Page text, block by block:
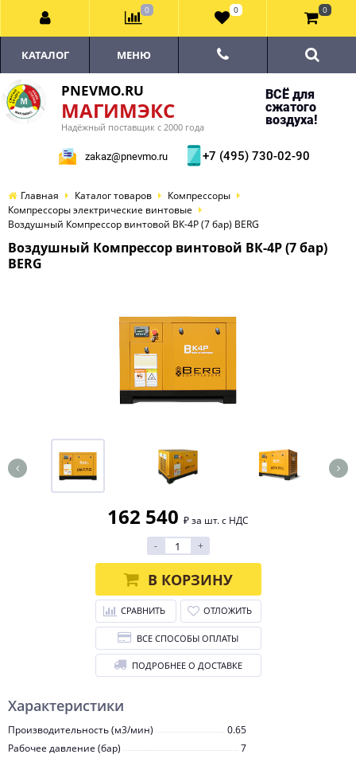
PNEVMO.RU
МАГИМЭКС
Надёжный поставщик с 2000 года
ВСЁ для
сжатого
воздуха!
zakaz@pnevmo.ru +7 (495) 730-02-90
КАТАЛОГ МЕНЮ
Главная Каталог товаров
Компрессоры
Компрессоры электрические винтовые
Воздушный Компрессор винтовой ВК-4Р (7 бар) BERG
Воздушный Компрессор винтовой ВК-4Р (7 бар)
BERG
Характеристики
Производительность (м3/мин)
0.65
Рабочее давление (бар)
7
162 540 ₽ за шт. с НДС
-
+
В КОРЗИНУ
СРАВНИТЬ ОТЛОЖИТЬ
ВСЕ СПОСОБЫ ОПЛАТЫ
ПОДРОБНЕЕ О ДОСТАВКЕ
0 0 0